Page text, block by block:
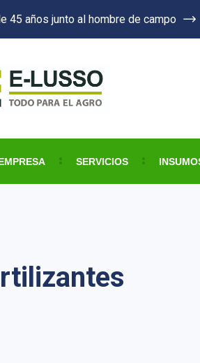
45 años junto al hombre de campo
SERVICIOS